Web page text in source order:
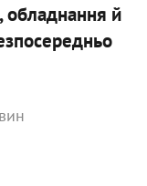
обладнання й